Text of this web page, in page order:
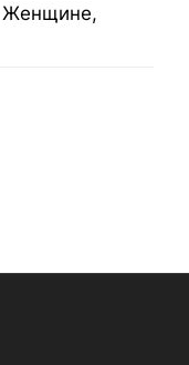
Женщине,